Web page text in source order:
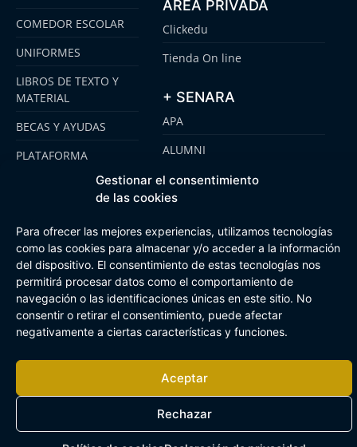
Gestionar el consentimiento
de las cookies
Para ofrecer las mejores experiencias, utilizamos tecnologías
como las cookies para almacenar y/o acceder a la información
del dispositivo. El consentimiento de estas tecnologías nos
permitirá procesar datos como el comportamiento de
navegación o las identificaciones únicas en este sitio. No
consentir o retirar el consentimiento, puede afectar
negativamente a ciertas características y funciones.
Aceptar
Rechazar
COMEDOR ESCOLAR
UNIFORMES
LIBROS DE TEXTO Y
MATERIAL
BECAS Y AYUDAS
PLATAFORMA
EMOOTI COLEGIOS
ÁREA PRIVADA
Clickedu
Tienda On line
+ SENARA
APA
ALUMNI
SENARA SENIOR
FUNDACIÓN SENARA
Aviso Legal Política de cookies
Canal de Información Interna
Buzón Plan Regional